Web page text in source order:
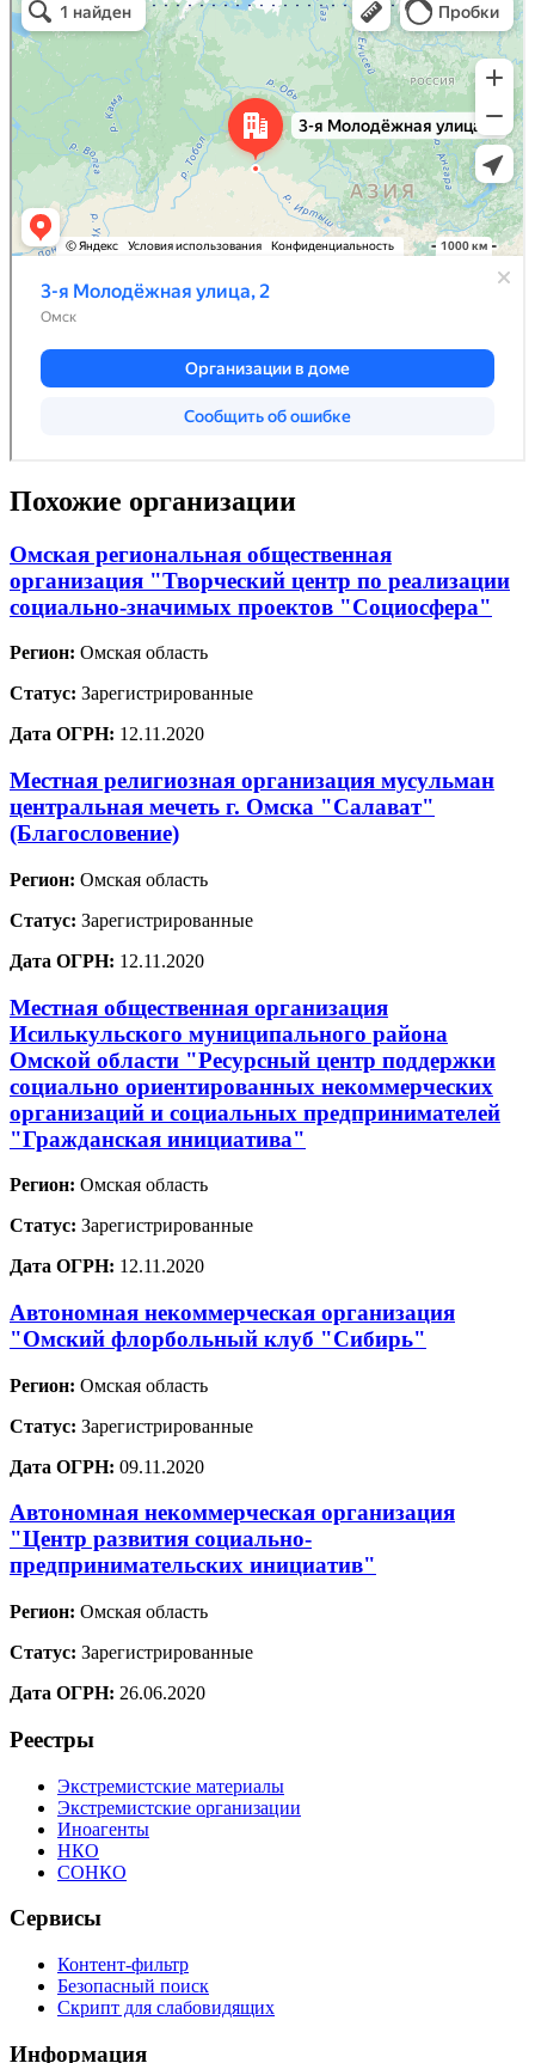
Похожие организации
Омская региональная общественная
организация "Творческий центр по реализации
социально-значимых проектов "Социосфера"
Регион: Омская область
Статус: Зарегистрированные
Дата ОГРН: 12.11.2020
Местная религиозная организация мусульман
центральная мечеть г. Омска "Салават"
(Благословение)
Регион: Омская область
Статус: Зарегистрированные
Дата ОГРН: 12.11.2020
Местная общественная организация
Исилькульского муниципального района
Омской области "Ресурсный центр поддержки
социально ориентированных некоммерческих
организаций и социальных предпринимателей
"Гражданская инициатива"
Регион: Омская область
Статус: Зарегистрированные
Дата ОГРН: 12.11.2020
Автономная некоммерческая организация
"Омский флорбольный клуб "Сибирь"
Регион: Омская область
Статус: Зарегистрированные
Дата ОГРН: 09.11.2020
Автономная некоммерческая организация
"Центр развития социально-
предпринимательских инициатив"
Регион: Омская область
Статус: Зарегистрированные
Дата ОГРН: 26.06.2020
Реестры
Экстремистские материалы
Экстремистские организации
Иноагенты
НКО
СОНКО
Сервисы
Контент-фильтр
Безопасный поиск
Скрипт для слабовидящих
Информация